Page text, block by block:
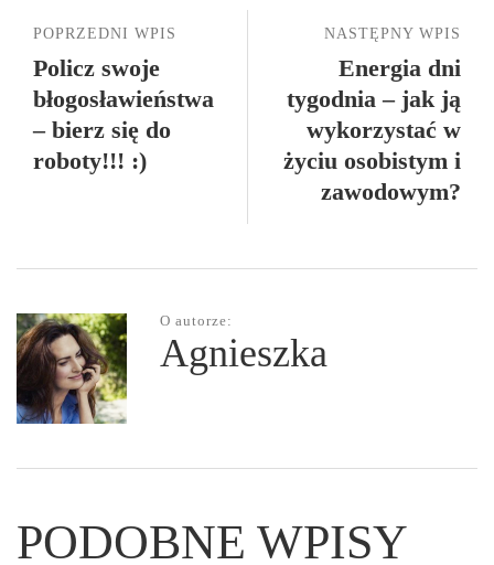
NASTĘPNY WPIS
Energia dni
tygodnia – jak ją
wykorzystać w
życiu osobistym i
zawodowym?
POPRZEDNI WPIS
Policz swoje
błogosławieństwa
– bierz się do
roboty!!! :)
O autorze:
Agnieszka
PODOBNE WPISY